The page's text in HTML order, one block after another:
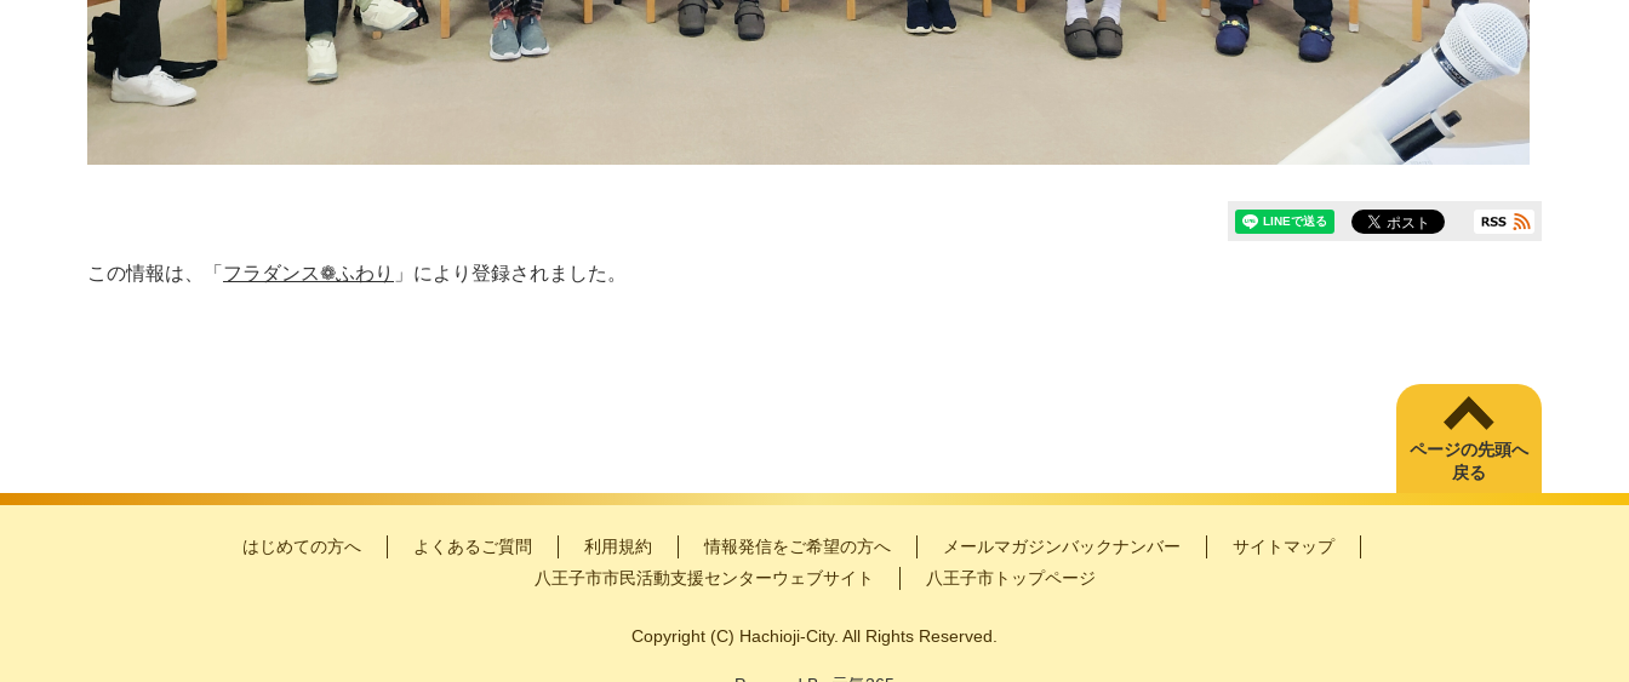
この情報は、「 フラダンス❁ふわり 」により登録されました。
ページの先頭へ
戻る
はじめての方へ よくあるご質問 利用規約 情報発信をご希望の方へ メールマガジンバックナンバー
サイトマップ
八王子市市民活動支援センターウェブサイト
八王子市トップページ
Copyright (C) Hachioji-City. All Rights Reserved.